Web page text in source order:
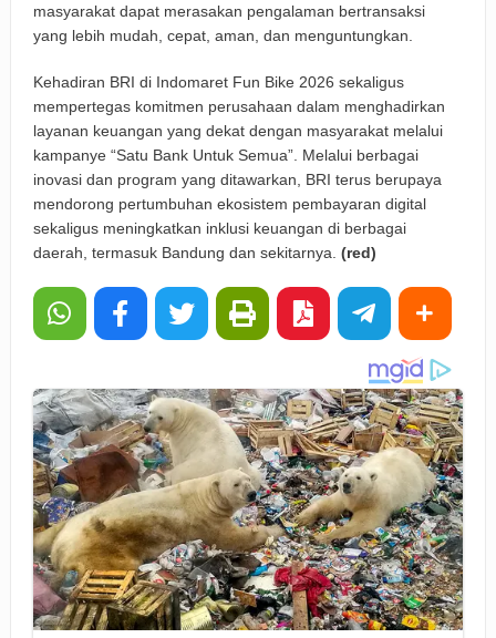
masyarakat dapat merasakan pengalaman bertransaksi
yang lebih mudah, cepat, aman, dan menguntungkan.
Kehadiran BRI di Indomaret Fun Bike 2026 sekaligus
mempertegas komitmen perusahaan dalam menghadirkan
layanan keuangan yang dekat dengan masyarakat melalui
kampanye “Satu Bank Untuk Semua”. Melalui berbagai
inovasi dan program yang ditawarkan, BRI terus berupaya
mendorong pertumbuhan ekosistem pembayaran digital
sekaligus meningkatkan inklusi keuangan di berbagai
daerah, termasuk Bandung dan sekitarnya. (red)